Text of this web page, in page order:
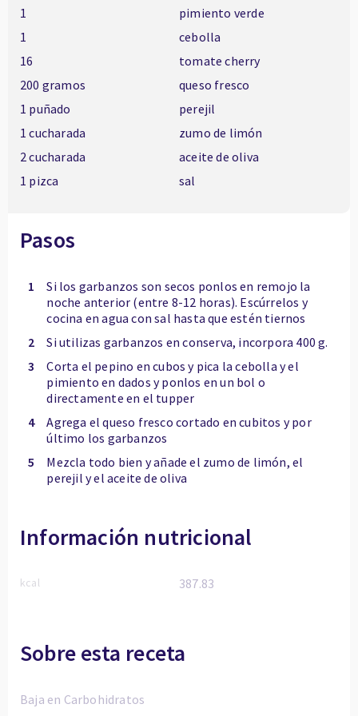
1
pimiento verde
1
cebolla
16
tomate cherry
200 gramos
queso fresco
1 puñado
perejil
1 cucharada
zumo de limón
2 cucharada
aceite de oliva
1 pizca
sal
Pasos
1
Si los garbanzos son secos ponlos en remojo la
noche anterior (entre 8-12 horas). Escúrrelos y
cocina en agua con sal hasta que estén tiernos
2
Si utilizas garbanzos en conserva, incorpora 400 g.
3
Corta el pepino en cubos y pica la cebolla y el
pimiento en dados y ponlos en un bol o
directamente en el tupper
4
Agrega el queso fresco cortado en cubitos y por
último los garbanzos
5
Mezcla todo bien y añade el zumo de limón, el
perejil y el aceite de oliva
Información nutricional
kcal 387.83
Sobre esta receta
Baja en Carbohidratos